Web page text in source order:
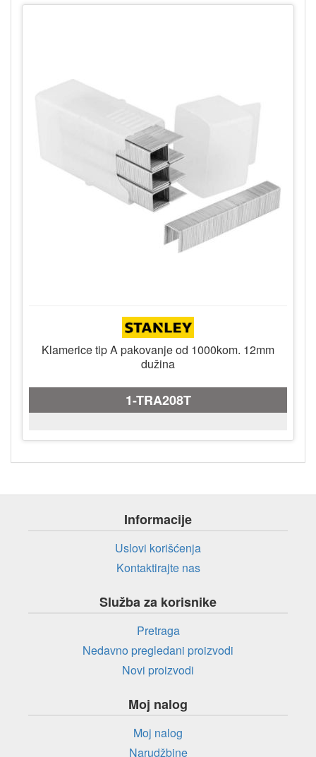
Klamerice tip A pakovanje od 1000kom. 12mm
dužina
1-TRA208T
Informacije
Uslovi korišćenja
Kontaktirajte nas
Služba za korisnike
Pretraga
Nedavno pregledani proizvodi
Novi proizvodi
Moj nalog
Moj nalog
Narudžbine